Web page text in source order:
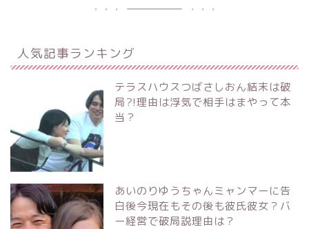
人気記事ランキング
テラスハウスつばさしおん結末は破
局?!理由は浮気で相手はまやって本
当？
あいのりゆうちゃんミャンマーに告
白後今現在もその後も彼氏彼女？バ
ー経営で破局説理由は？